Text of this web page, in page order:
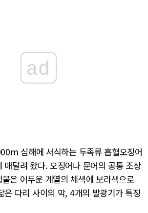
ad
심해에 서식하는 두족류 흡혈오징어
매달려 왔다. 오징어나 문어의 공통 조상
은 어두운 계열의 체색에 보라색으로
은 다리 사이의 막, 4개의 발광기가 특징